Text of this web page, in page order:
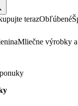
terazObľúbené
Mliečne výrobky